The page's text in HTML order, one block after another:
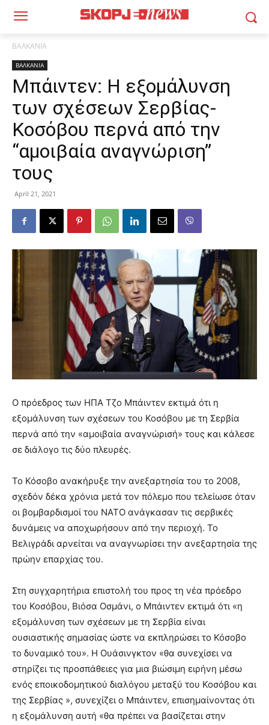
ΒΑΛΚΑΝΙΑ
ΒΑΛΚΑΝΙΑ
Μπάιντεν: Η εξομάλυνση
των σχέσεων Σερβίας-
Κοσόβου περνά από την
“αμοιβαία αναγνώριση”
τους
April 21, 2021
Ο πρόεδρος των ΗΠΑ Τζο Μπάιντεν εκτιμά ότι η
εξομάλυνση των σχέσεων του Κοσόβου με τη Σερβία
περνά από την «αμοιβαία αναγνώρισή» τους και κάλεσε
σε διάλογο τις δύο πλευρές.
Το Κόσοβο ανακήρυξε την ανεξαρτησία του το 2008,
σχεδόν δέκα χρόνια μετά τον πόλεμο που τελείωσε όταν
οι βομβαρδισμοί του ΝΑΤΟ ανάγκασαν τις σερβικές
δυνάμεις να αποχωρήσουν από την περιοχή. Το
Βελιγράδι αρνείται να αναγνωρίσει την ανεξαρτησία της
πρώην επαρχίας του.
Στη συγχαρητήρια επιστολή του προς τη νέα πρόεδρο
του Κοσόβου, Βιόσα Οσμάνι, ο Μπάιντεν εκτιμά ότι «η
εξομάλυνση των σχέσεων με τη Σερβία είναι
ουσιαστικής σημασίας ώστε να εκπληρώσει το Κόσοβο
το δυναμικό του». Η Ουάσινγκτον «θα συνεχίσει να
στηρίζει τις προσπάθειες για μια βιώσιμη ειρήνη μέσω
ενός εποικοδομητικού διαλόγου μεταξύ του Κοσόβου και
της Σερβίας », συνεχίζει ο Μπάιντεν, επισημαίνοντας ότι
η εξομάλυνση αυτή «θα πρέπει να βασίζεται στην